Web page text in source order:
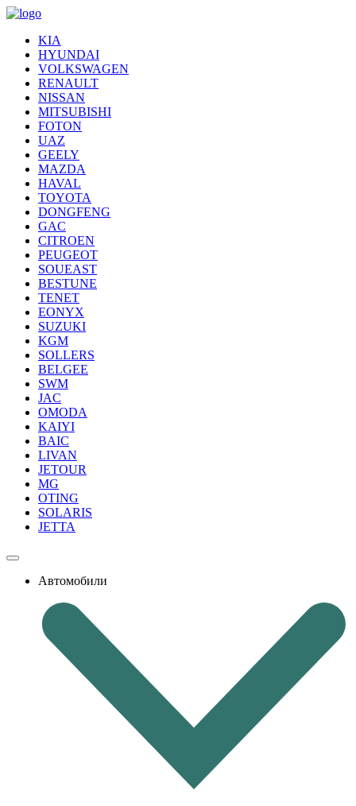
KIA
HYUNDAI
VOLKSWAGEN
RENAULT
NISSAN
MITSUBISHI
FOTON
UAZ
GEELY
MAZDA
HAVAL
TOYOTA
DONGFENG
GAC
CITROEN
PEUGEOT
SOUEAST
BESTUNE
TENET
EONYX
SUZUKI
KGM
SOLLERS
BELGEE
SWM
JAC
OMODA
KAIYI
BAIC
LIVAN
JETOUR
MG
OTING
SOLARIS
JETTA
Автомобили